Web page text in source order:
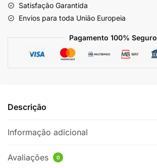
Satisfação Garantida
Envios para toda União Europeia
Pagamento 100% Seguro
Descrição
Informação adicional
Avaliações 0